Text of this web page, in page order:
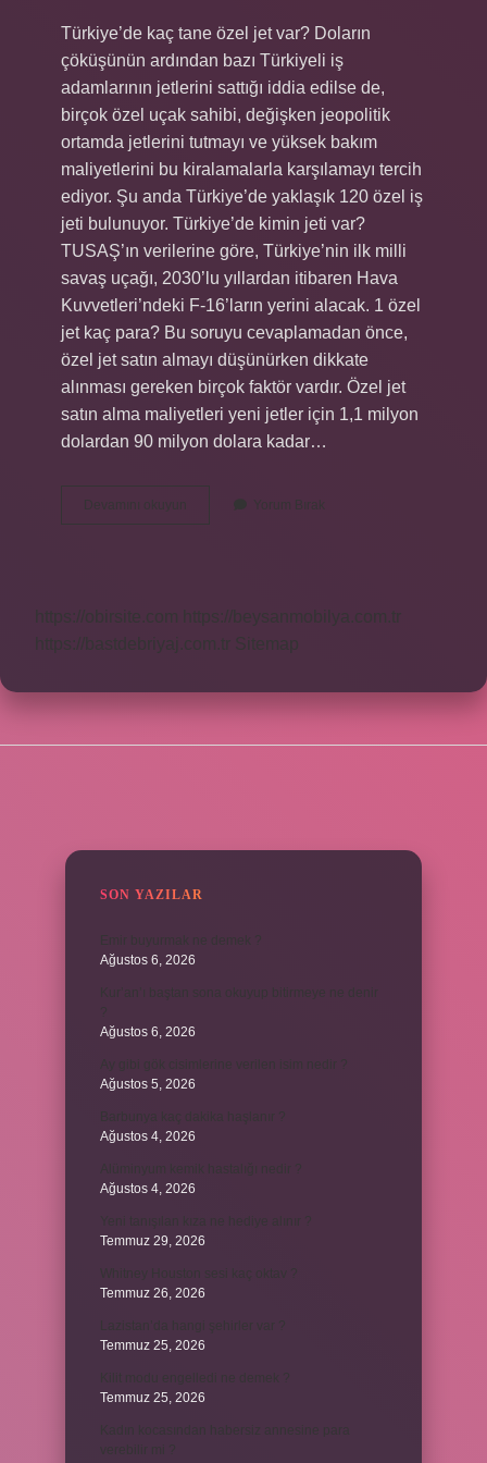
Türkiye’de kaç tane özel jet var? Doların
çöküşünün ardından bazı Türkiyeli iş
adamlarının jetlerini sattığı iddia edilse de,
birçok özel uçak sahibi, değişken jeopolitik
ortamda jetlerini tutmayı ve yüksek bakım
maliyetlerini bu kiralamalarla karşılamayı tercih
ediyor. Şu anda Türkiye’de yaklaşık 120 özel iş
jeti bulunuyor. Türkiye’de kimin jeti var?
TUSAŞ’ın verilerine göre, Türkiye’nin ilk milli
savaş uçağı, 2030’lu yıllardan itibaren Hava
Kuvvetleri’ndeki F-16’ların yerini alacak. 1 özel
jet kaç para? Bu soruyu cevaplamadan önce,
özel jet satın almayı düşünürken dikkate
alınması gereken birçok faktör vardır. Özel jet
satın alma maliyetleri yeni jetler için 1,1 milyon
dolardan 90 milyon dolara kadar…
Devamını okuyun
Türkiyede
Kaç
Yorum Bırak
https://obirsite.com
https://beysanmobilya.com.tr
https://bastdebriyaj.com.tr Sitemap
SON YAZILAR
Ağustos 6, 2026
Kur’an’ı baştan sona okuyup bitirmeye ne denir
Ağustos 6, 2026
Ağustos 5, 2026
Ağustos 4, 2026
Ağustos 4, 2026
Temmuz 29, 2026
Temmuz 26, 2026
Temmuz 25, 2026
Temmuz 25, 2026